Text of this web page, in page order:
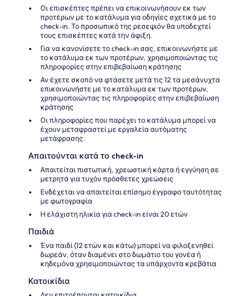
Οι επισκέπτες πρέπει να επικοινωνήσουν εκ των
προτέρων με το κατάλυμα για οδηγίες σχετικά με το
check-in. Το προσωπικό της ρεσεψιόν θα υποδεχτεί
τους επισκέπτες κατά την άφιξη.
Για να κανονίσετε το check-in σας, επικοινωνήστε με
το κατάλυμα εκ των προτέρων, χρησιμοποιώντας τις
πληροφορίες στην επιβεβαίωση κράτησης
Αν έχετε σκοπό να φτάσετε μετά τις 12 τα μεσάνυχτα
επικοινωνήστε με το κατάλυμα εκ των προτέρων,
χρησιμοποιώντας τις πληροφορίες στην επιβεβαίωση
κράτησης
Οι πληροφορίες που παρέχει το κατάλυμα μπορεί να
έχουν μεταφραστεί με εργαλεία αυτόματης
μετάφρασης.
Απαιτούνται κατά το check-in
Απαιτείται πιστωτική, χρεωστική κάρτα ή εγγύηση σε
μετρητά για τυχόν πρόσθετες χρεώσεις
Ενδέχεται να απαιτείται επίσημο έγγραφο ταυτότητας
με φωτογραφία
Η ελάχιστη ηλικία για check-in είναι 20 ετών
Παιδιά
Ένα παιδί (12 ετών και κάτω) μπορεί να φιλοξενηθεί
δωρεάν, όταν διαμένει στο δωμάτιο του γονέα ή
κηδεμόνα χρησιμοποιώντας τα υπάρχοντα κρεβάτια
Κατοικίδια